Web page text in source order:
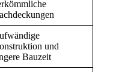
und
Bauzeit